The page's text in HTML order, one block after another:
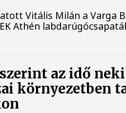
Vitális Milán a Varga
Athén
az idő
környezetben